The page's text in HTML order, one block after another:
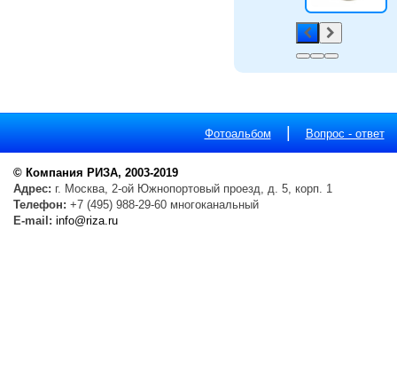
Фотоальбом | Вопрос - ответ
© Компания РИЗА, 2003-2019
Адрес: г. Москва, 2-ой Южнопортовый проезд, д. 5, корп. 1
Телефон: +7 (495) 988-29-60 многоканальный
E-mail: info@riza.ru